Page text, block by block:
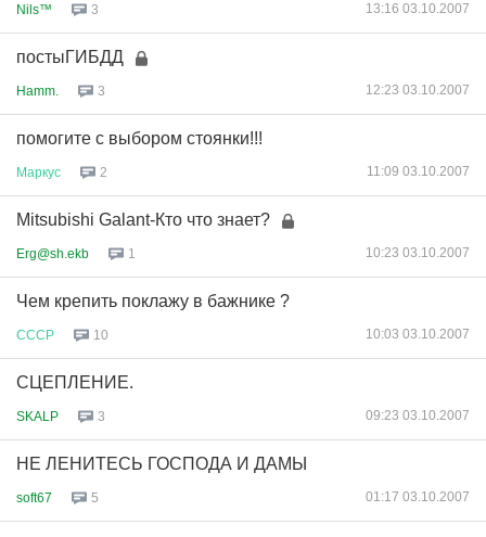
Nils™ 3 13:16 03.10.2007
постыГИБДД
Hamm. 3 12:23 03.10.2007
помогите с выбором стоянки!!!
Маркус 2 11:09 03.10.2007
Mitsubishi Galant-Кто что знает?
Erg@sh.ekb 1 10:23 03.10.2007
Чем крепить поклажу в бажнике ?
СССР 10 10:03 03.10.2007
СЦЕПЛЕНИЕ.
SKALP 3 09:23 03.10.2007
НЕ ЛЕНИТЕСЬ ГОСПОДА И ДАМЫ
soft67 5 01:17 03.10.2007